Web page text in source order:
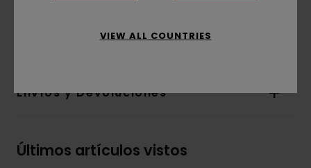
Envíos y Devoluciones
Últimos artículos vistos
VIEW ALL COUNTRIES